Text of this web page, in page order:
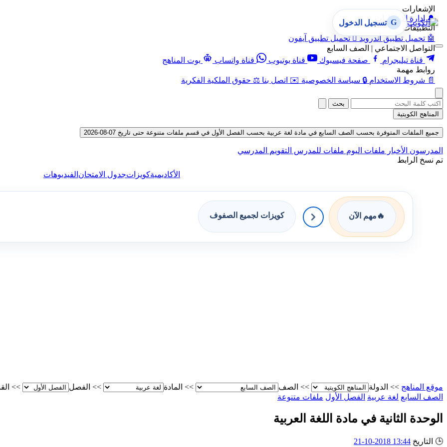
الإشعارات
🔔 إدارة الإشعارات
التطبيقات
🤖 تحميل تطبيق أندرويد  تحميل تطبيق آيفون
التواصل الاجتماعي | الصف السابع
قناة تيليجرام
صفحة فيسبوك قناة يوتيوب قناة واتساب
بوت المناهج
روابط مهمة
📄 شروط الاستخدام 🔒 سياسة الخصوصية ✉️ اتصل بنا ⚖️ حقوق الملكية الفكرية
G تسجيل الدخول
بحث
المناهج الكويتية
جميع الملفات المتوفرة بحسب الصف السابع في مادة لغة عربية بحسب الفصل الأول في قسم ملفات متنوعة حتى تاريخ 07-08-2026
المدرسون الأخبار ملفات اليوم ملفات للمدرس التقويم المدرسي
تم نسخ الرابط
الأكاديميةكويزاتجدول الامتحان الفيديوهات
🔥 مهم الآن كويزات لجميع الصفوف
موقع المناهج >> الدولة >> الصف >> المادة >> الفصل >>
الصف السابع لغة عربية الفصل الأول ملفات متنوعة
الوحدة الثانية في مادة اللغة العربية
🕒 التاريخ 13:44 2018-10-21